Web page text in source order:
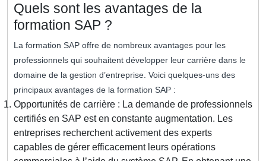
Quels sont les avantages de la
formation SAP ?
La formation SAP offre de nombreux avantages pour les
professionnels qui souhaitent développer leur carrière dans le
domaine de la gestion d’entreprise. Voici quelques-uns des
principaux avantages de la formation SAP :
Opportunités de carrière : La demande de professionnels
certifiés en SAP est en constante augmentation. Les
entreprises recherchent activement des experts
capables de gérer efficacement leurs opérations